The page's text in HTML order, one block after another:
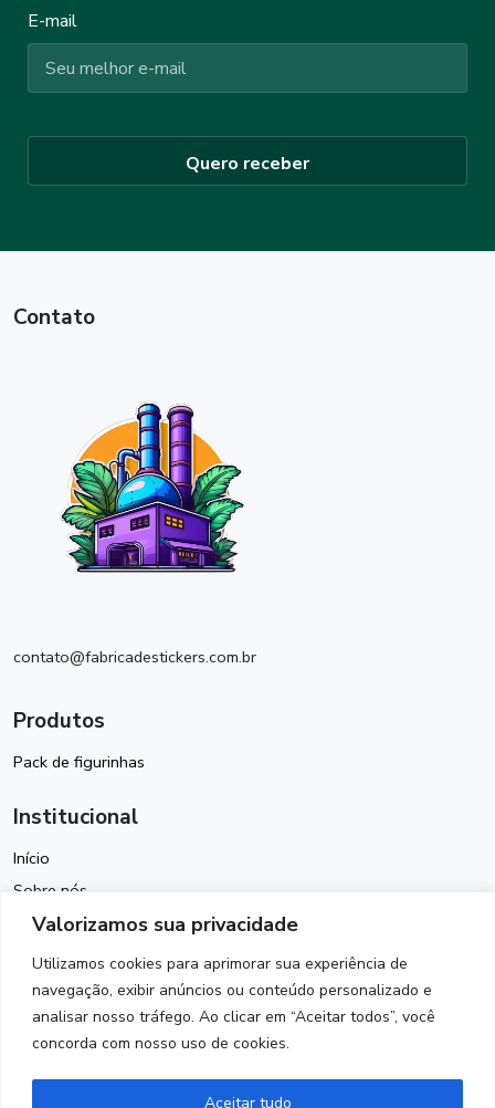
Valorizamos sua privacidade
Utilizamos cookies para aprimorar sua experiência de
navegação, exibir anúncios ou conteúdo personalizado e
analisar nosso tráfego. Ao clicar em “Aceitar todos”, você
concorda com nosso uso de cookies.
Aceitar tudo
E-mail
Quero receber
Contato
contato@fabricadestickers.com.br
Produtos
Pack de figurinhas
Institucional
Início
Sobre nós
Política de Cookies
Termos de Uso
Política de Privacidade
Contato
Siga-nos